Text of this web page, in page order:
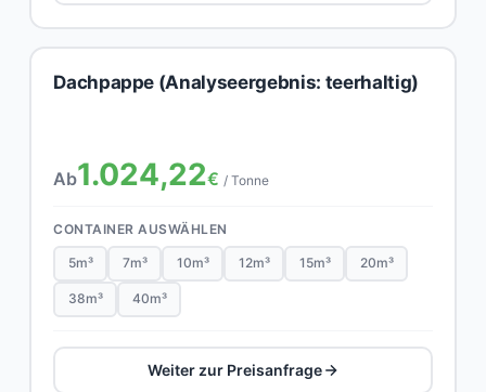
Dachpappe (Analyseergebnis: teerhaltig)
Ab1.024,22€ / Tonne
CONTAINER AUSWÄHLEN
5m³ 7m³ 10m³ 12m³ 15m³ 20m³
38m³ 40m³
Weiter zur Preisanfrage